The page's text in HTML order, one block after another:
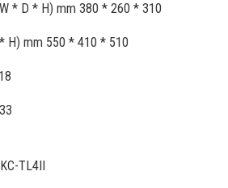
* D * H) mm 380 * 260 * 310
H) mm 550 * 410 * 510
TL4II